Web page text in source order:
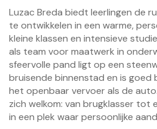
Luzac Breda biedt leerlingen de
te ontwikkelen in een warme,
kleine klassen en intensieve
als team voor maatwerk in
sfeervolle pand ligt op een
bruisende binnenstad en is goed
het openbaar vervoer als de
zich welkom: van brugklasser tot
in een plek waar persoonlijke